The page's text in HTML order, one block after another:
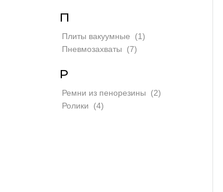
П
Плиты вакуумные
(1)
Пневмозахваты
(7)
Р
Ремни из пенорезины
(2)
Ролики
(4)